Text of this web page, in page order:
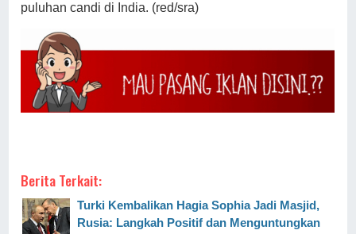
puluhan candi di India. (red/sra)
Berita Terkait:
Turki Kembalikan Hagia Sophia Jadi Masjid,
Rusia: Langkah Positif dan Menguntungkan